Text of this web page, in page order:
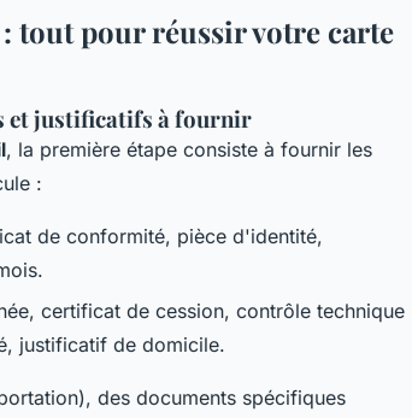
tout pour réussir votre carte
et justificatifs à fournir
, la première étape consiste à fournir les
:
de conformité, pièce d'identité,
certificat de cession, contrôle technique
justificatif de domicile.
des documents spécifiques